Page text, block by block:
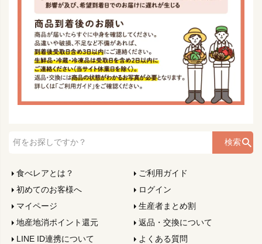
検索
食べレアとは？
ご利用ガイド
初めてのお客様へ
ログイン
マイページ
生産者まとめ割
地産地消ポイント還元
返品・交換について
LINE ID連携について
よくある質問